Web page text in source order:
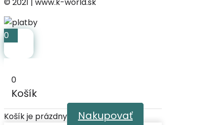
0
0
Košík
Košík je prázdny Nakupovať